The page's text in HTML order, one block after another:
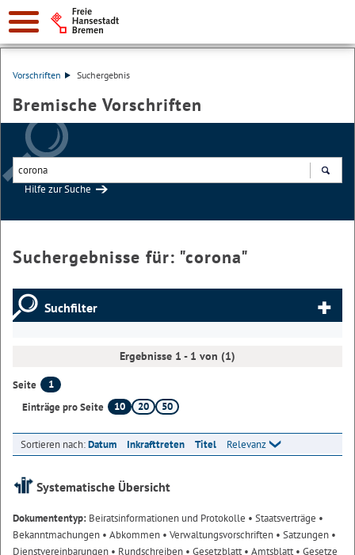
Vorschriften Suchergebnis
Bremische Vorschriften
Hilfe zur Suche
Suchergebnisse für: "corona"
Suchfilter
Ergebnisse 1 - 1 von (1)
Seite
1
Einträge pro Seite
10 20 50
Sortieren nach:Datum Inkrafttreten Titel Relevanz
Systematische Übersicht
Dokumententyp: Beiratsinformationen und Protokolle • Staatsverträge •
Bekanntmachungen • Abkommen • Verwaltungsvorschriften • Satzungen •
Dienstvereinbarungen • Rundschreiben • Gesetzblatt• Amtsblatt• Gesetze